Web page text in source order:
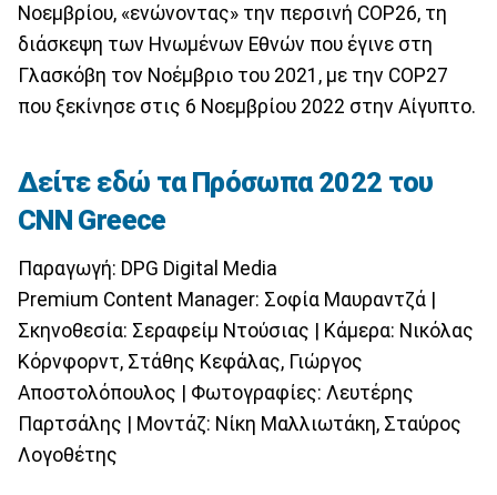
Νοεμβρίου, «ενώνοντας» την περσινή COP26, τη
διάσκεψη των Ηνωμένων Εθνών που έγινε στη
Γλασκόβη τον Νοέμβριο του 2021, με την COP27
που ξεκίνησε στις 6 Νοεμβρίου 2022 στην Αίγυπτο.
Δείτε εδώ τα Πρόσωπα 2022 του
CNN Greece
Παραγωγή: DPG Digital Media
Premium Content Manager: Σοφία Μαυραντζά |
Σκηνοθεσία: Σεραφείμ Ντούσιας | Κάμερα: Νικόλας
Κόρνφορντ, Στάθης Κεφάλας, Γιώργος
Αποστολόπουλος | Φωτογραφίες: Λευτέρης
Παρτσάλης | Μοντάζ: Νίκη Μαλλιωτάκη, Σταύρος
Λογοθέτης